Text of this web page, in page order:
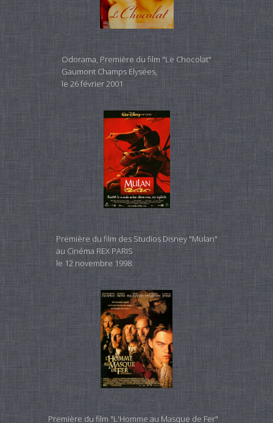
Odorama, Première du film "Le Chocolat"
Gaumont Champs Elysées,
le 26 février 2001
Première du film des Studios Disney "Mulan"
au Cinéma REX PARIS
le 12 novembre 1998
Première du film "L'Homme au Masque de Fer"